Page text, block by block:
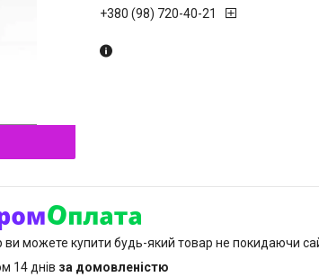
+380 (98) 720-40-21
ви можете купити будь-який товар не покидаючи
14 днів за домовленістю